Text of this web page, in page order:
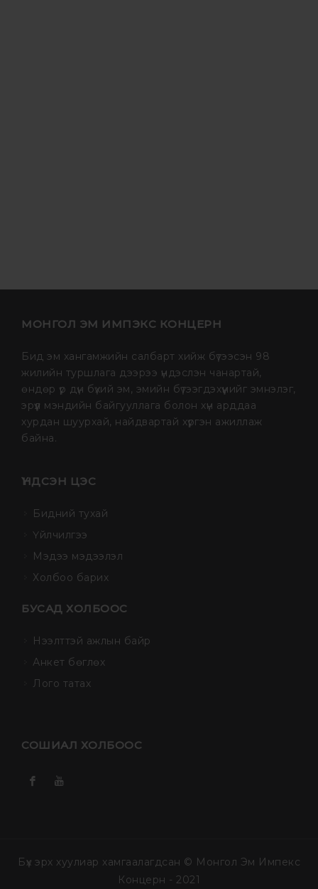
МОНГОЛ ЭМ ИМПЭКС КОНЦЕРН
Бид эм хангамжийн салбарт хийж бүтээсэн 98
жилийн туршлага дээрээ үндэслэн чанартай,
өндөр үр дүн бүхий эм, эмийн бүтээгдэхүүнийг эмнэлэг,
эрүүл мэндийн байгууллага болон хүн арддаа
хурдан шуурхай, найдвартай хүргэн ажиллаж
байна.
ҮНДСЭН ЦЭС
Бидний тухай
Үйлчилгээ
Мэдээ мэдээлэл
Холбоо барих
БУСАД ХОЛБООС
Нээлттэй ажлын байр
Анкет бөглөх
Лого татах
СОШИАЛ ХОЛБООС
Бүх эрх хуулиар хамгаалагдсан © Монгол Эм Импекс
Концерн - 2021